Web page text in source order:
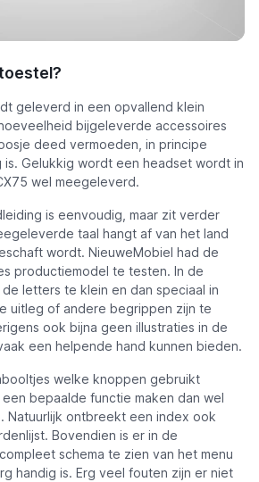
geleverd in een opvallend klein
bijgeleverde accessoires
deed vermoeden, in principe
Gelukkig wordt een headset wordt in
wel meegeleverd.
is eenvoudig, maar zit verder
taal hangt af van het land
wordt. NieuweMobiel had de
productiemodel te testen. In de
letters te klein en dan speciaal in
uitleg of andere begrippen zijn te
ook bijna geen illustraties in de
een helpende hand kunnen bieden.
welke knoppen gebruikt
bepaalde functie maken dan wel
Natuurlijk ontbreekt een index ook
Bovendien is er in de
schema te zien van het menu
handig is. Erg veel fouten zijn er niet